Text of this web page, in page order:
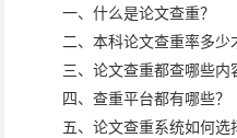
一、什么是论文查重？
二、本科论文查重率多少
三、论文查重都查哪些内
四、查重平台都有哪些？
五、论文查重系统如何选